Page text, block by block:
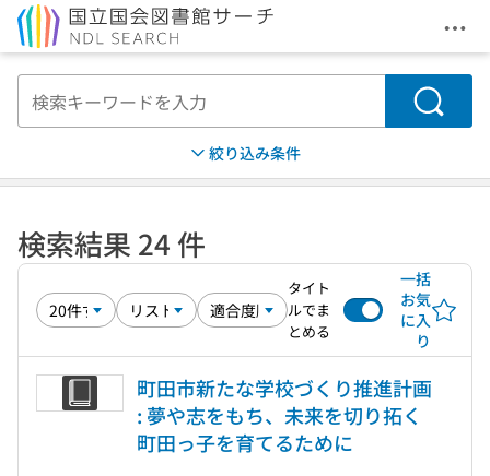
メ
検索
絞り込み条件
検索結果 24 件
タイト
ルでま
とめる
一括
お気
に入
り
町田市新たな学校づくり推進計画
: 夢や志をもち、未来を切り拓く
町田っ子を育てるために